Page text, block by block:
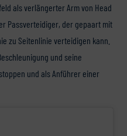
als verlängerter Arm von Head
Passverteidiger, der gepaart mit
zu Seitenlinie verteidigen kann.
und seine
und als Anführer einer